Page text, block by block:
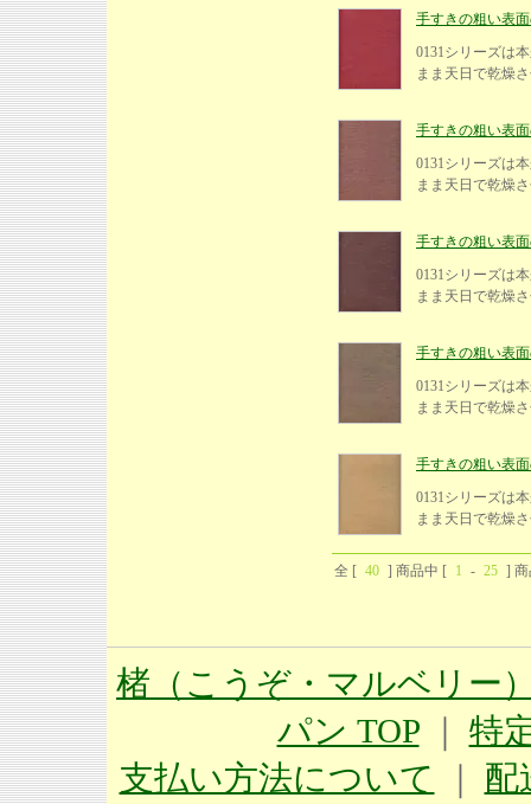
手すきの粗い表
0131シリーズは
まま天日で乾燥
手すきの粗い表
0131シリーズは
まま天日で乾燥
手すきの粗い表
0131シリーズは
まま天日で乾燥
手すきの粗い表
0131シリーズは
まま天日で乾燥
手すきの粗い表
0131シリーズは
まま天日で乾燥
全 [ 40 ] 商品中 [ 1 - 25 ] 商
楮（こうぞ・マルベリー
パン TOP｜ 特
支払い方法について
配